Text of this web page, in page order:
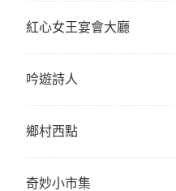
紅心女王宴會大廳
吟遊詩人
鄉村西點
奇妙小市集